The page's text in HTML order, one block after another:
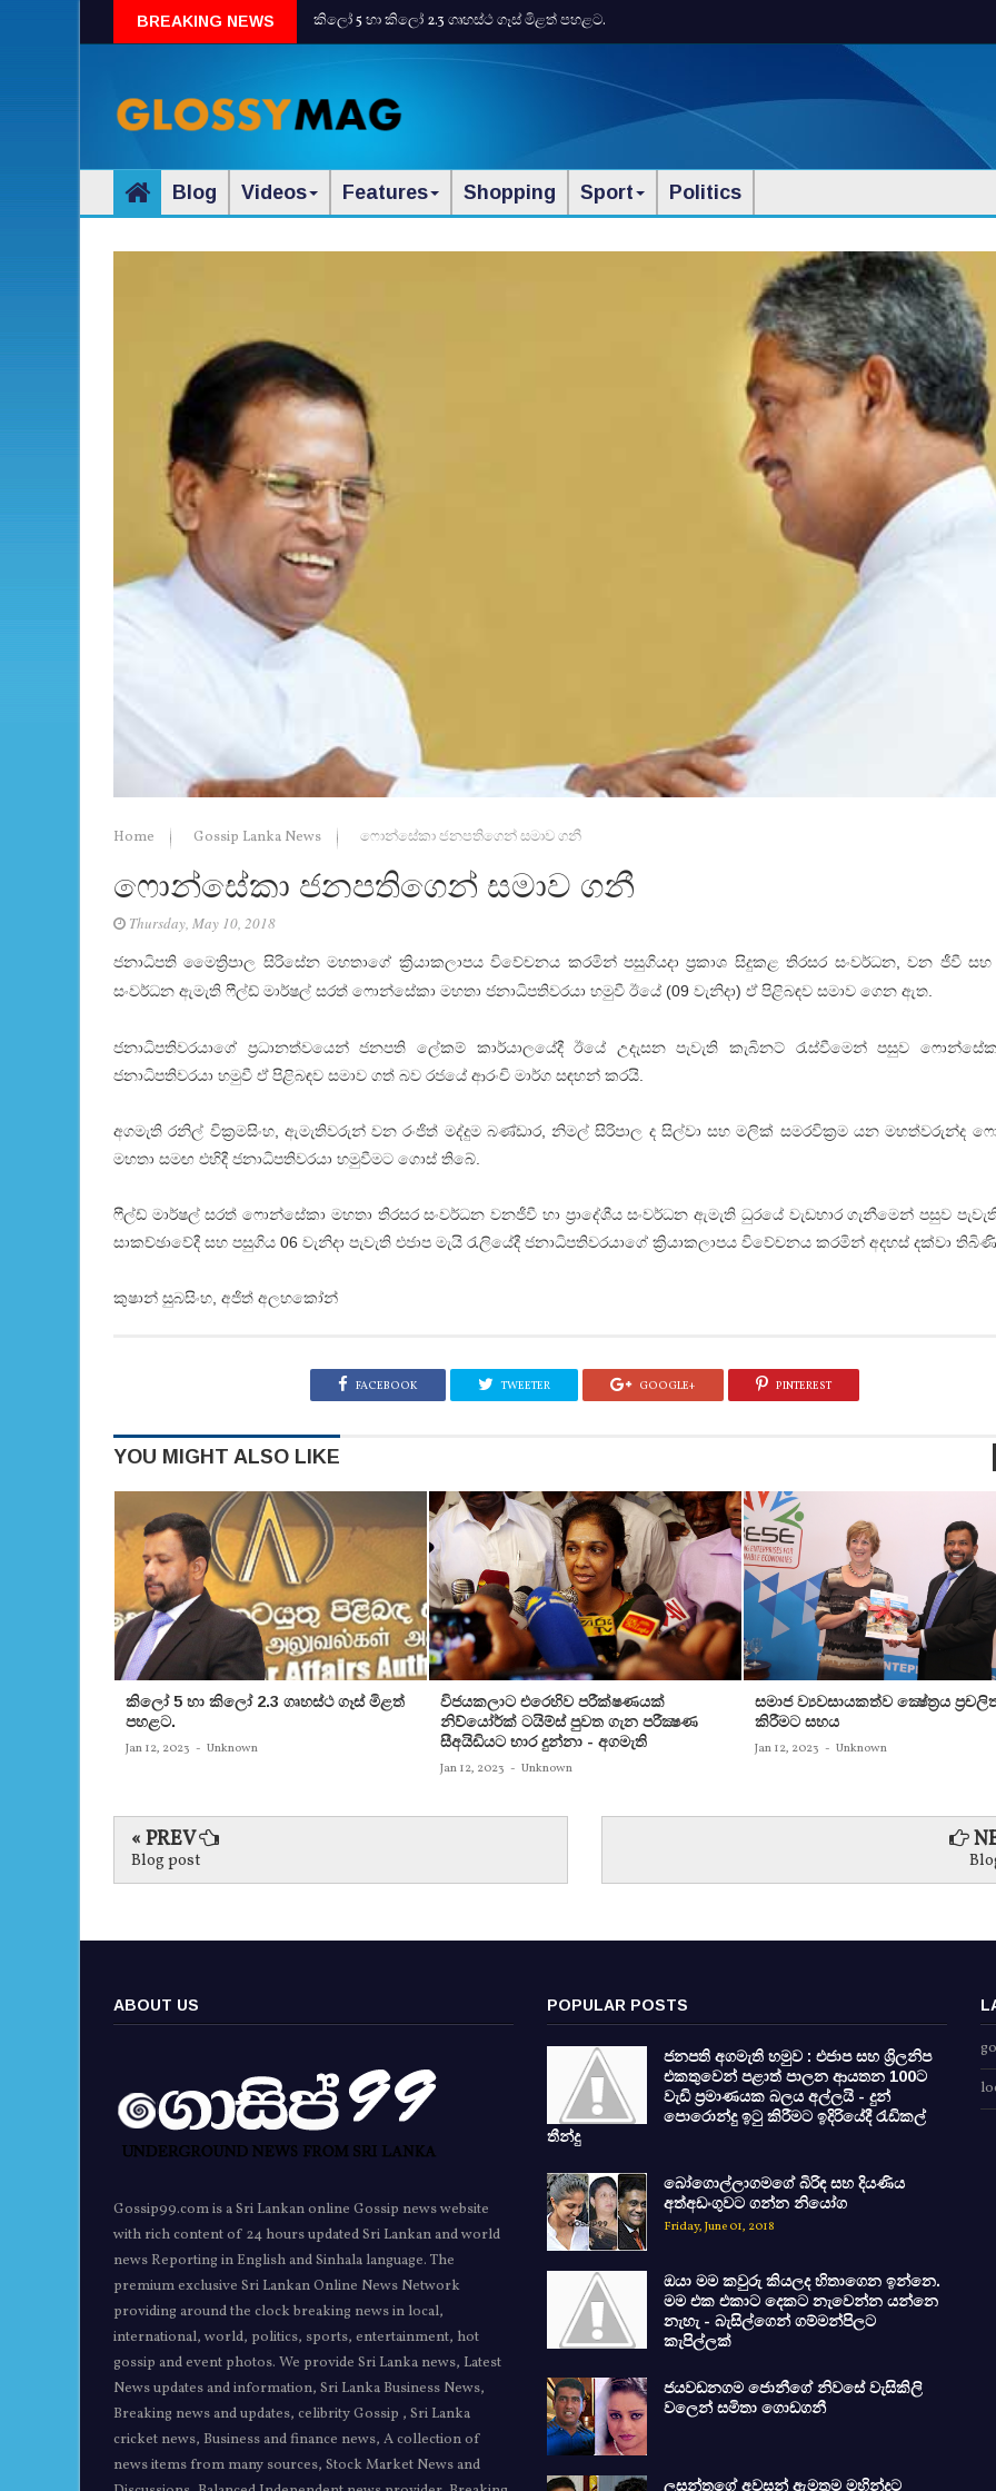
BREAKING NEWS කිලෝ 5 හා කිලෝ 2.3 ගෘහස්ථ ගෑස් මිළත් පහළට.
Blog Videos Features Shopping Sport Politics
Home Gossip Lanka News ෆොන්සේකා ජනපතිගෙන් සමාව ගනී
ෆොන්සේකා ජනපතිගෙන් සමාව ගනී
Thursday, May 10, 2018
ජනාධිපති මෛත්‍රිපාල සිරිසේන මහතාගේ ක්‍රියාකලාපය විවේචනය කරමින් පසුගියදා ප්‍රකාශ සිදුකළ තිරසර සංවර්ධන, වන ජීවී සහ
සංවර්ධන ඇමැති ෆීල්ඩ් මාර්ෂල් සරත් ෆොන්සේකා මහතා ජනාධිපතිවරයා හමුවී ඊයේ (09 වැනිදා) ඒ පිළිබඳව සමාව ගෙන ඇත.
ජනාධිපතිවරයාගේ ප්‍රධානත්වයෙන් ජනපති ලේකම් කාර්යාලයේදී ඊයේ උදැසන පැවැති කැබිනට්‌ රැස්‌වීමෙන් පසුව
ජනාධිපතිවරයා හමුවී ඒ පිළිබඳව සමාව ගත් බව රජයේ ආරංචි මාර්ග සඳහන් කරයි.
අගමැති රනිල් වික්‍රමසිංහ, ඇමැතිවරුන් වන රංජිත් මද්දුම බණ්‌ඩාර, නිමල් සිරිපාල ද සිල්වා සහ මලික්‌ සමරවික්‍රම යන මහත්වරුන්ද
මහතා සමඟ එහිදී ජනාධිපතිවරයා හමුවීමට ගොස්‌ තිබේ.
ෆීල්ඩ් මාර්ෂල් සරත් ෆොන්සේකා මහතා තිරසර සංවර්ධන වනජීවී හා ප්‍රාදේශීය සංවර්ධන ඇමැති ධුරයේ වැඩභාර ගැනීමෙන් පසුව පැවැති
සාකච්ඡාවේදී සහ පසුගිය 06 වැනිදා පැවැති එජාප මැයි රැලියේදී ජනාධිපතිවරයාගේ ක්‍රියාකලාපය විවේචනය කරමින් අදහස්‌ දක්‌වා
කුෂාන් සුබසිංහ, අජිත් අලහකෝන්
FACEBOOK TWEETER GOOGLE+ PINTEREST
YOU MIGHT ALSO LIKE
කිලෝ 5 හා කිලෝ 2.3 ගෘහස්ථ ගෑස් මිළත්
පහළට.
Jan 12, 2023 - Unknown
විජයකලාට එරෙහිව පරීක්‌ෂණයක්‌
නිව්යෝර්ක්‌ ටයිම්ස්‌ පුවත ගැන පරීක්‍ෂණ
සීඅයිඩියට භාර දුන්නා - අගමැති
Jan 12, 2023 - Unknown
සමාජ ව්‍යවසායකත්ව ක්‍ෂේත්‍රය
කිරීමට සහය
Jan 12, 2023 - Unknown
« PREV
Blog post
ABOUT US
Gossip99.com is a Sri Lankan online Gossip news website
with rich content of 24 hours updated Sri Lankan and world
news Reporting in English and Sinhala language. The
premium exclusive Sri Lankan Online News Network
providing around the clock breaking news in local,
international, world, politics, sports, entertainment, hot
gossip and event photos. We provide Sri Lanka news, Latest
News updates and information, Sri Lanka Business News,
Breaking news and updates, celibrity Gossip , Sri Lanka
cricket news, Business and finance news, A collection of
news items from many sources, Stock Market News and
POPULAR POSTS
ජනපති අගමැති හමුව : එජාප සහ ශ්‍රිලනිප
එකතුවෙන් පළාත් පාලන ආයතන 100ට
වැඩි ප්‍රමාණයක බලය අල්ලයි - දුන්
පොරොන්දු ඉටු කිරීමට ඉදිරියේදී රැඩිකල්
තීන්දු
බෝගොල්ලාගමගේ බිරිඳ සහ දියණිය
අත්අඩංගුවට ගන්න නියෝග
Friday, June 01, 2018
ඔයා මම කවුරු කියලද හිතාගෙන ඉන්නෙ.
මම එක එකාට දෙකට නැවෙන්න යන්නෙ
නැහැ - බැසිල්ගෙන් ගම්මන්පිලට
කැපිල්ලක්
ජයවඩනගම ජොනීගේ නිවසේ වැසිකිලි
වලෙන් සමිතා ගොඩගනී
ලසන්තගේ අවසන් ඇමතුම මහින්දට